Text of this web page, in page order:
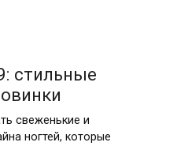
стильные
свеженькие и
ногтей, которые